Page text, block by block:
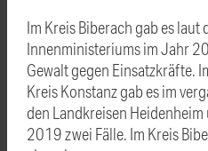
Im Kreis Biberach gab es laut
Innenministeriums im Jahr
Gewalt gegen Einsatzkräfte.
Kreis Konstanz gab es im
den Landkreisen
2019 zwei Fälle. Im Kreis